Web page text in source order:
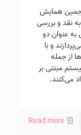
که در سال ۱۳۸۸ و در پنجمین همایش
نقد و بررسی
عنوان دو
و با
از جمله
مبتنی بر
می‌کنند.
Read more